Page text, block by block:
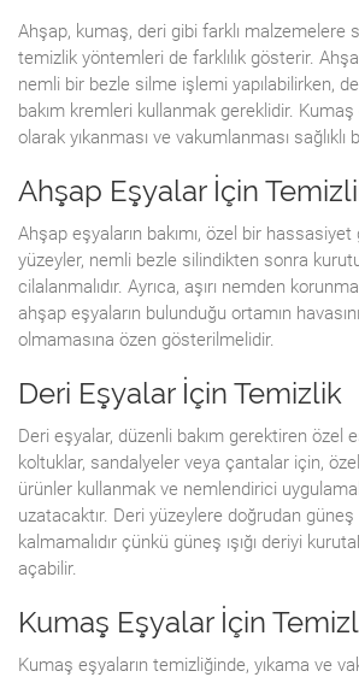
Ahşap, kumaş, deri gibi farklı malzemelere
temizlik yöntemleri de farklılık gösterir.
nemli bir bezle silme işlemi yapılabilirken,
bakım kremleri kullanmak gereklidir.
olarak yıkanması ve vakumlanması sağlıklı
Ahşap Eşyalar İçin
Ahşap eşyaların bakımı, özel bir
yüzeyler, nemli bezle silindikten sonra
cilalanmalıdır. Ayrıca, aşırı nemden
ahşap eşyaların bulunduğu ortamın
olmamasına özen gösterilmelidir.
Deri Eşyalar İçin Temizlik
Deri eşyalar, düzenli bakım gerektiren özel
koltuklar, sandalyeler veya çantalar için,
ürünler kullanmak ve nemlendirici
uzatacaktır. Deri yüzeylere doğrudan güneş
kalmamalıdır çünkü güneş ışığı deriyi
açabilir.
Kumaş Eşyalar İçin
Kumaş eşyaların temizliğinde, yıkama ve